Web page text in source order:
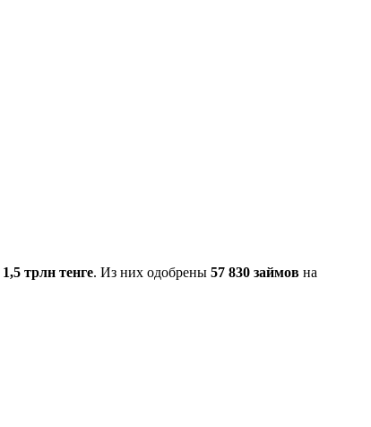
1,5 трлн тенге. Из них одобрены 57 830 займов на